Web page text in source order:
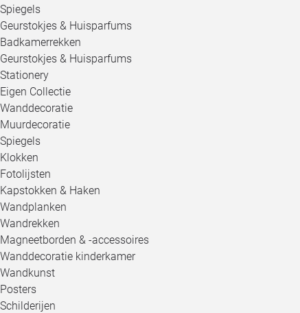
Spiegels
Geurstokjes & Huisparfums
Badkamerrekken
Geurstokjes & Huisparfums
Stationery
Eigen Collectie
Wanddecoratie
Muurdecoratie
Spiegels
Klokken
Fotolijsten
Kapstokken & Haken
Wandplanken
Wandrekken
Magneetborden & -accessoires
Wanddecoratie kinderkamer
Wandkunst
Posters
Schilderijen